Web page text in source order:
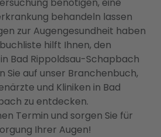
behandeln lassen
zur Augengesundheit haben
hilft Ihnen, den
Bad Rippoldsau-Schapbach
Sie auf unser Branchenbuch,
und Kliniken in Bad
zu entdecken.
Termin und sorgen Sie für
Ihrer Augen!